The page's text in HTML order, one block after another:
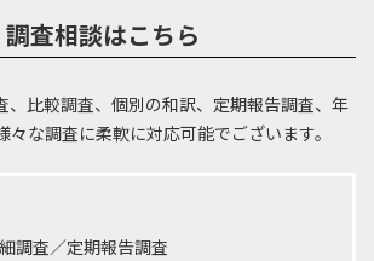
調査相談はこちら
、比較調査、個別の和訳、定期報告調査、年
々な調査に柔軟に対応可能でございます。
調査／定期報告調査